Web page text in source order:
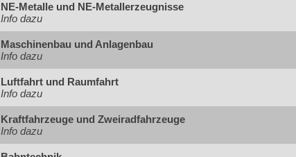
NE-Metalle und NE-Metallerzeugnisse
Info dazu
Maschinenbau und Anlagenbau
Info dazu
Luftfahrt und Raumfahrt
Info dazu
Kraftfahrzeuge und Zweiradfahrzeuge
Info dazu